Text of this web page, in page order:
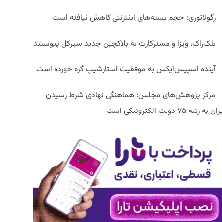
رگولاتوری: حجم بسته‌های اینترنتی کاهش نیافته است
بلک‌راک، ویزا و مسترکارت به بلاکچین جدید سیرکل پیوستند
آینده اسپیس‌ایکس به موفقیت استارشیپ گره خورده است
مرکز پژوهش‌های مجلس: هماهنگی نهادی شرط رسیدن
به رتبه ۷۵ دولت الکترونیکی است